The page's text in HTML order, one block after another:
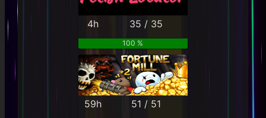
4h 35 / 35
100 %
59h 51 / 51